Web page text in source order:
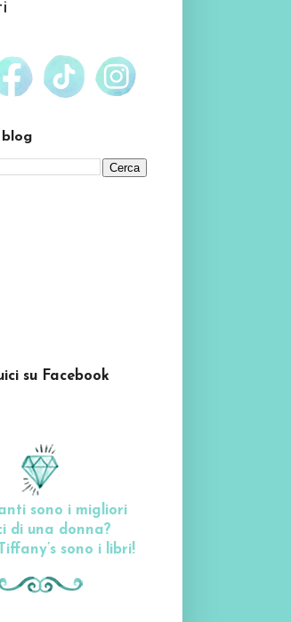
blog
su Facebook
sono i migliori
di una donna?
sono i libri!